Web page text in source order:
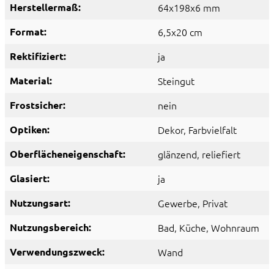
Herstellermaß: 64x198x6 mm
Format: 6,5x20 cm
Rektifiziert: ja
Material: Steingut
Frostsicher: nein
Optiken: Dekor, Farbvielfalt
Oberflächeneigenschaft: glänzend, reliefiert
Glasiert: ja
Nutzungsart: Gewerbe, Privat
Nutzungsbereich: Bad, Küche, Wohnraum
Verwendungszweck: Wand